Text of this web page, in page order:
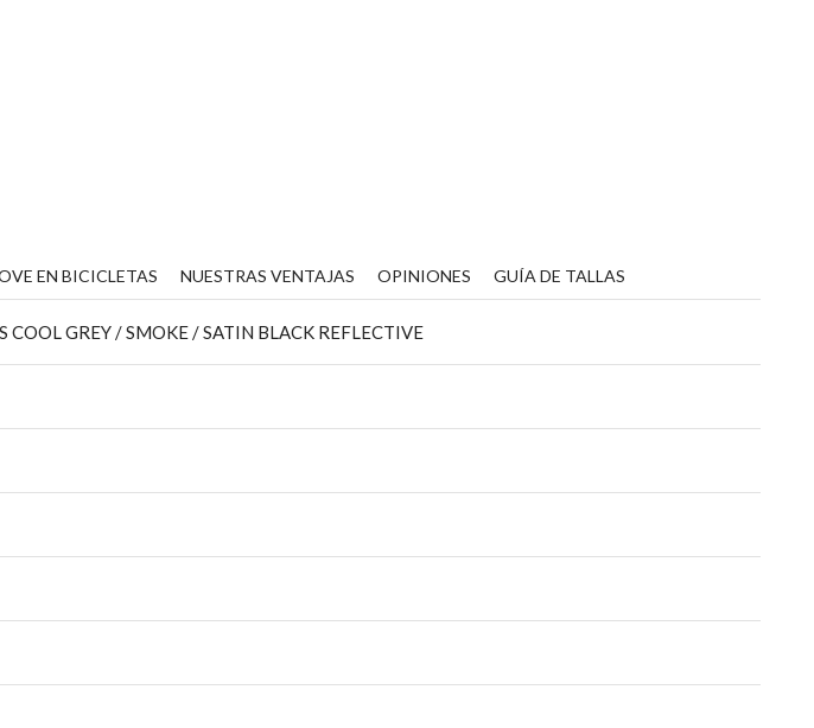
EN BICICLETAS NUESTRAS VENTAJAS OPINIONES GUÍA DE TALLAS
COOL GREY / SMOKE / SATIN BLACK REFLECTIVE